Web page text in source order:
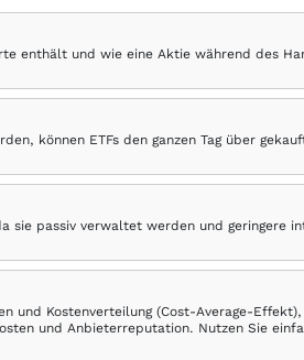
enthält und wie eine Aktie während des
können ETFs den ganzen Tag über
sie passiv verwaltet werden und geringere
und Kostenverteilung (Cost-Average-
und Anbieterreputation. Nutzen Sie